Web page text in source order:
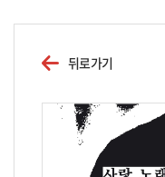
뒤로가기